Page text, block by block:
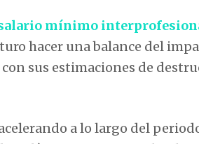
mínimo
hacer una balance del
sus estimaciones de
a lo largo del